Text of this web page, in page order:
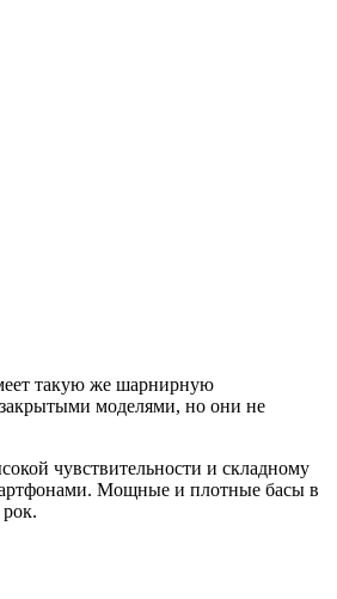
такую же шарнирную
моделями, но они не
чувствительности и складному
Мощные и плотные басы в